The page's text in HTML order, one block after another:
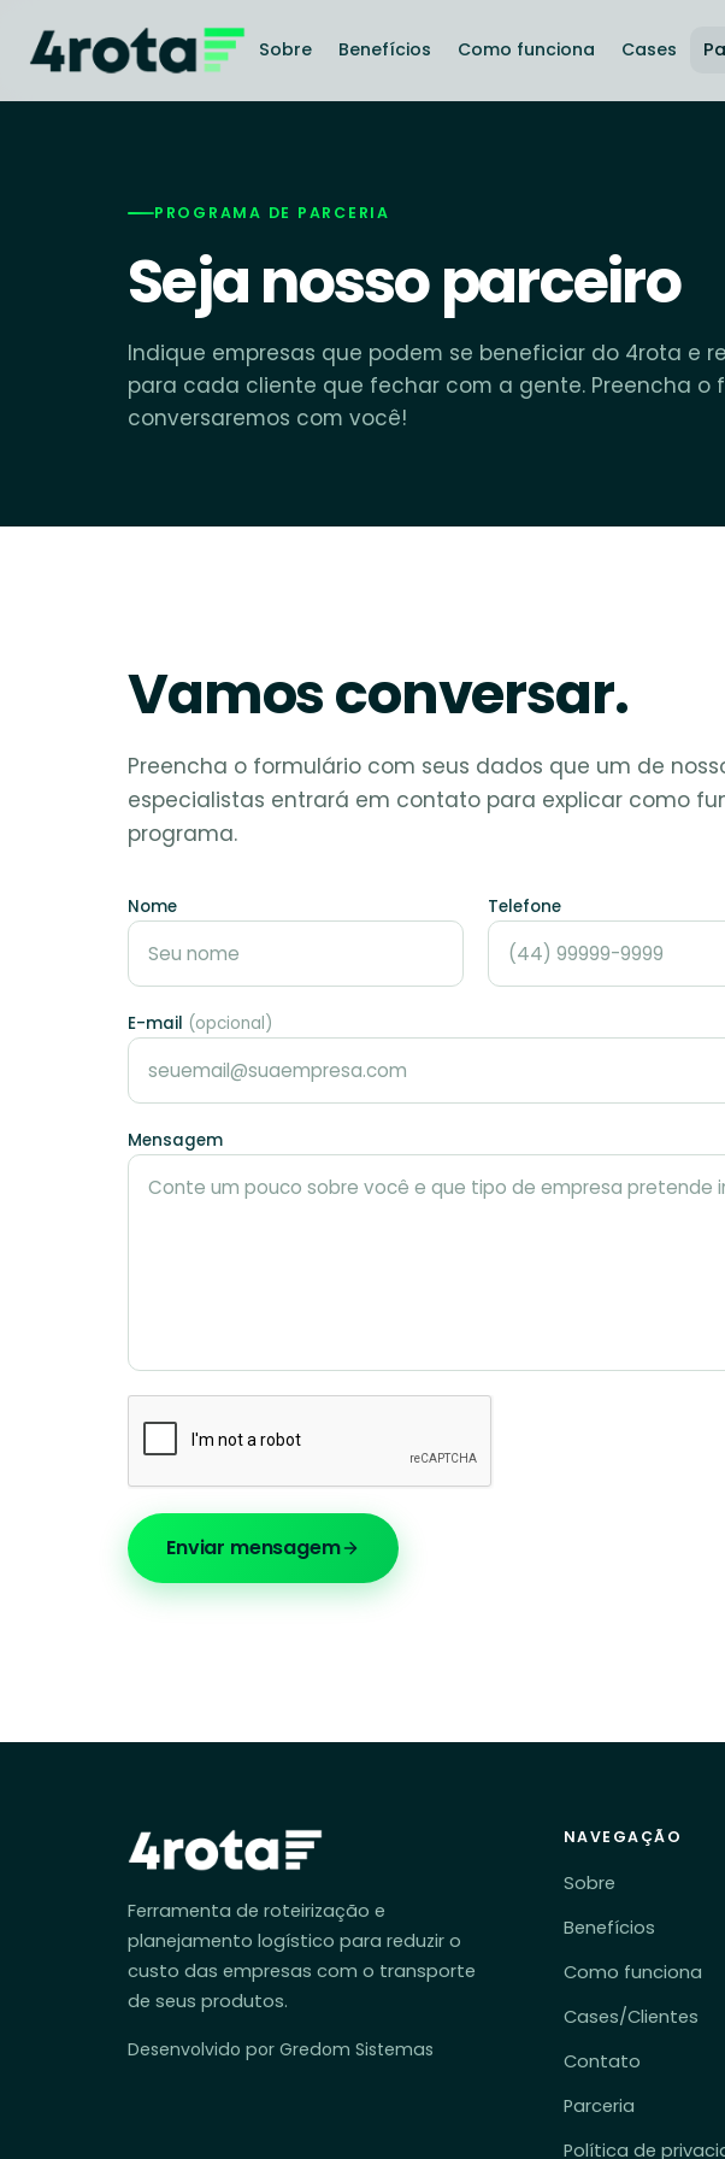
Sobre Benefícios Como funciona Cases
PROGRAMA DE PARCERIA
Seja nosso parceiro
Indique empresas que podem se beneficiar do 4rota e
para cada cliente que fechar com a gente. Preencha o
conversaremos com você!
Vamos conversar.
Preencha o formulário com seus dados que um de
especialistas entrará em contato para explicar como
programa.
Nome Telefone
E-mail (opcional)
Mensagem
Enviar mensagem
Ferramenta de roteirização e
planejamento logístico para reduzir o
custo das empresas com o transporte
de seus produtos.
Desenvolvido por Gredom Sistemas
NAVEGAÇÃO
Sobre
Benefícios
Como funciona
Cases/Clientes
Contato
Parceria
Política de